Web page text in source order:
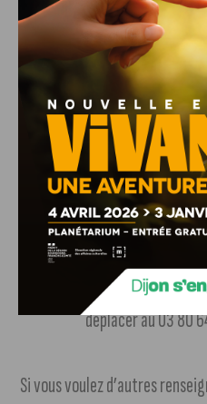
vitrage 4/16/4 ;
douche céramique
chauffage, divers
central : chauffe-
serviette…
Saint-Prix-les-
du creux marly –
Bois, matériaux de
neufs (les
déplacer au 03 80
Si vous voulez d’autres